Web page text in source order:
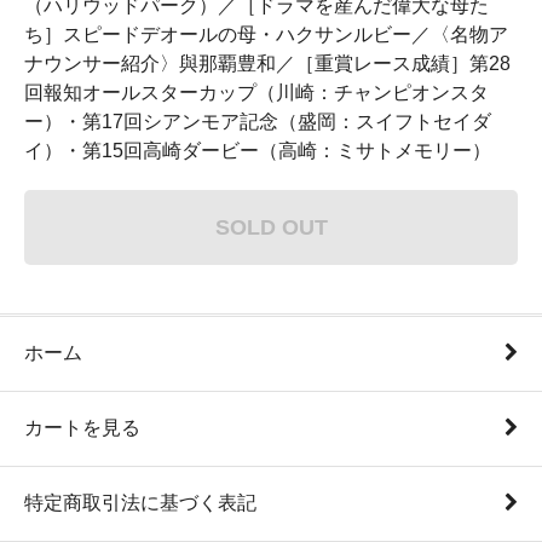
（ハリウッドパーク）／［ドラマを産んだ偉大な母た
ち］スピードデオールの母・ハクサンルビー／〈名物ア
ナウンサー紹介〉與那覇豊和／［重賞レース成績］第28
回報知オールスターカップ（川崎：チャンピオンスタ
ー）・第17回シアンモア記念（盛岡：スイフトセイダ
イ）・第15回高崎ダービー（高崎：ミサトメモリー）
SOLD OUT
ホーム
カートを見る
特定商取引法に基づく表記